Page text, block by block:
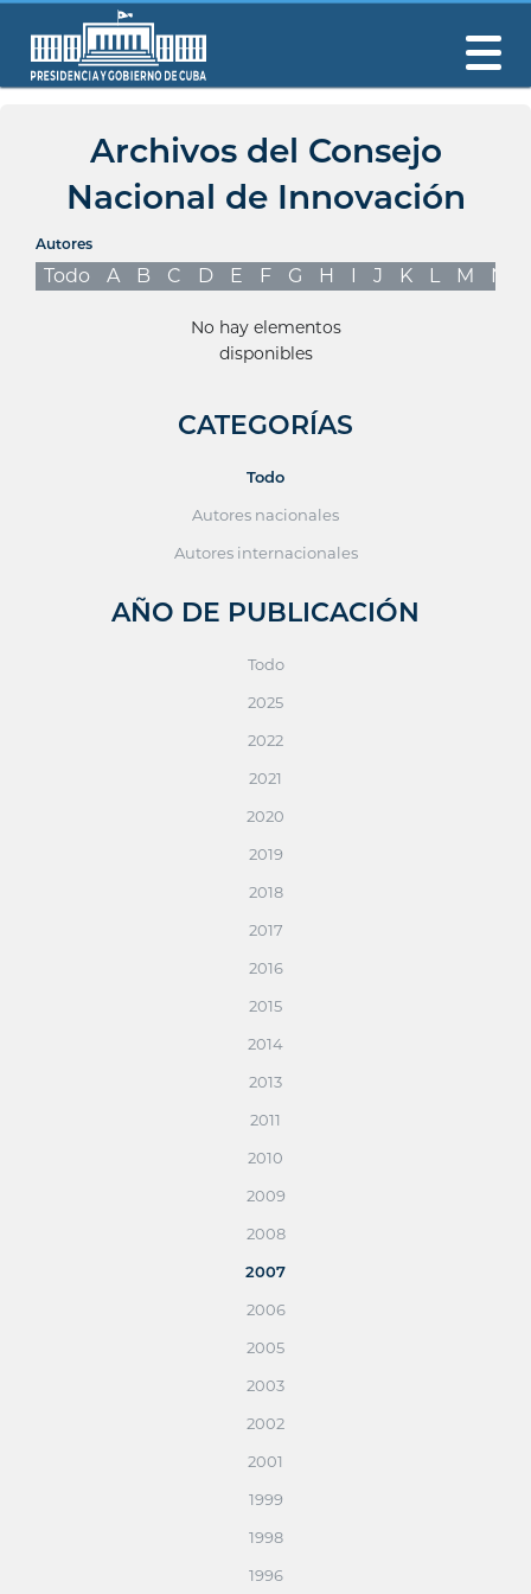
Archivos del Consejo
Nacional de Innovación
Autores
Todo A B C D E F G H I J K L M N
No hay elementos
disponibles
CATEGORÍAS
Todo
Autores nacionales
Autores internacionales
AÑO DE PUBLICACIÓN
Todo
2025
2022
2021
2020
2019
2018
2017
2016
2015
2014
2013
2011
2010
2009
2008
2007
2006
2005
2003
2002
2001
1999
1998
1996